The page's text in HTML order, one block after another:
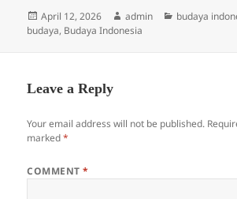
Posted
on
April 12, 2026 Author
admin Categories
budaya
budaya, Budaya Indonesia
Leave a Reply
Your email address will not be published.
marked*
COMMENT*